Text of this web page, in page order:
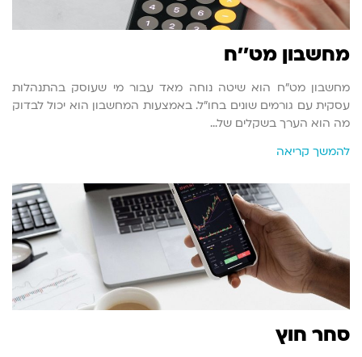
מחשבון מט''ח
מחשבון מט"ח הוא שיטה נוחה מאד עבור מי שעוסק בהתנהלות
עסקית עם גורמים שונים בחו"ל. באמצעות המחשבון הוא יכול לבדוק
מה הוא הערך בשקלים של…
להמשך קריאה
סחר חוץ